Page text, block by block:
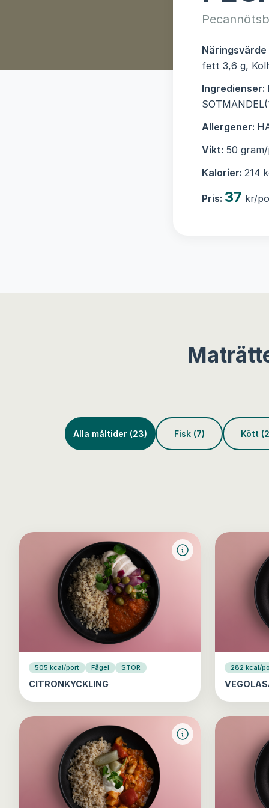
fett 3,6 g,
Ingredienser:
Allergener:
Vikt: 50
Kalorier: 214
Pris: 37 kr/
Alla måltider (23) Fisk (7) Kött
505 kcal/port Fågel STOR
CITRONKYCKLING
282 kcal/